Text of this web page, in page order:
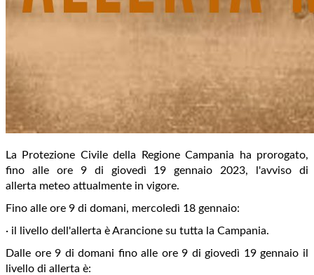
La Protezione Civile della Regione Campania ha prorogato,
fino alle ore 9 di giovedì 19 gennaio 2023, l'avviso di
allerta meteo attualmente in vigore.
Fino alle ore 9 di domani, mercoledì 18 gennaio:
· il livello dell'allerta è Arancione su tutta la Campania.
Dalle ore 9 di domani fino alle ore 9 di giovedì 19 gennaio il
livello di allerta è: